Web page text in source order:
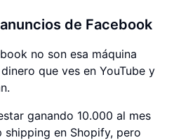
de Facebook
no son esa máquina
que ves en YouTube y
ganando 10.000 al mes
en Shopify, pero